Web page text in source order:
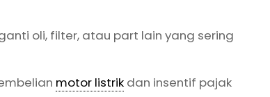
oli, filter, atau part lain yang sering
motor listrik dan insentif pajak